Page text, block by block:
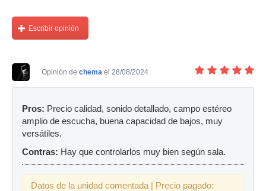
Escribir opinión
Opinión de chema el 28/08/2024
Pros: Precio calidad, sonido detallado, campo estéreo
amplio de escucha, buena capacidad de bajos, muy
versátiles.
Contras: Hay que controlarlos muy bien según sala.
Datos de la unidad comentada | Precio pagado: